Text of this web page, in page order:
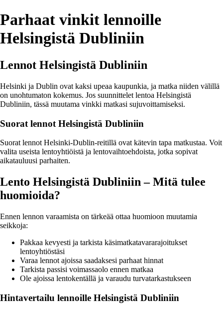
Parhaat vinkit lennoille
Helsingistä Dubliniin
Lennot Helsingistä Dubliniin
Helsinki ja Dublin ovat kaksi upeaa kaupunkia, ja matka niiden välillä
on unohtumaton kokemus. Jos suunnittelet lentoa Helsingistä
Dubliniin, tässä muutama vinkki matkasi sujuvoittamiseksi.
Suorat lennot Helsingistä Dubliniin
Suorat lennot Helsinki-Dublin-reitillä ovat kätevin tapa matkustaa. Voit
valita useista lentoyhtiöistä ja lentovaihtoehdoista, jotka sopivat
aikatauluusi parhaiten.
Lento Helsingistä Dubliniin – Mitä tulee
huomioida?
Ennen lennon varaamista on tärkeää ottaa huomioon muutamia
seikkoja:
Pakkaa kevyesti ja tarkista käsimatkatavararajoitukset
lentoyhtiöstäsi
Varaa lennot ajoissa saadaksesi parhaat hinnat
Tarkista passisi voimassaolo ennen matkaa
Ole ajoissa lentokentällä ja varaudu turvatarkastukseen
Hintavertailu lennoille Helsingistä Dubliniin